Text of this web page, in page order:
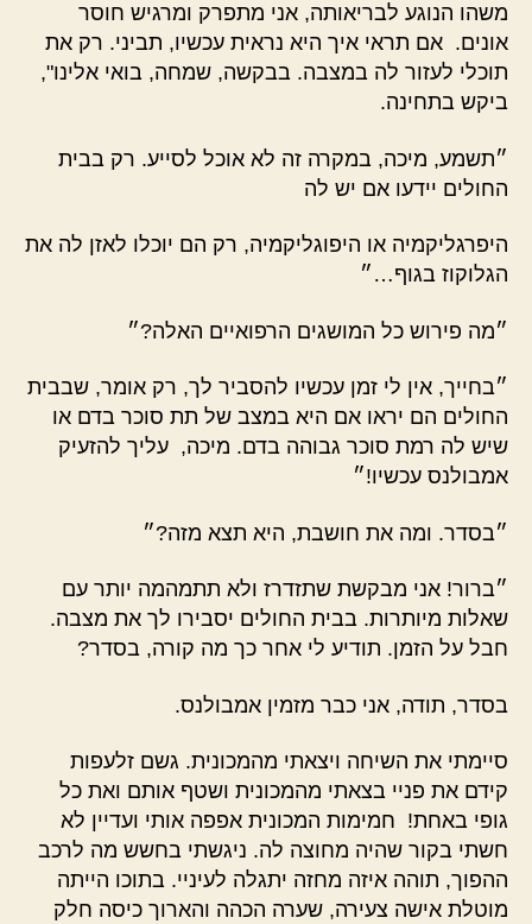
משהו הנוגע לבריאותה, אני מתפרק ומרגיש חוסר
אונים. אם תראי איך היא נראית עכשיו, תביני. רק את
תוכלי לעזור לה במצבה. בבקשה, שמחה, בואי אלינו",
ביקש בתחינה.
״תשמע, מיכה, במקרה זה לא אוכל לסייע. רק בבית
החולים יידעו אם יש לה
היפרגליקמיה או היפוגליקמיה, רק הם יוכלו לאזן לה את
הגלוקוז בגוף…״
״מה פירוש כל המושגים הרפואיים האלה?״
״בחייך, אין לי זמן עכשיו להסביר לך, רק אומר, שבבית
החולים הם יראו אם היא במצב של תת סוכר בדם או
שיש לה רמת סוכר גבוהה בדם. מיכה, עליך להזעיק
אמבולנס עכשיו!״
״בסדר. ומה את חושבת, היא תצא מזה?״
״ברור! אני מבקשת שתזדרז ולא תתמהמה יותר עם
שאלות מיותרות. בבית החולים יסבירו לך את מצבה.
חבל על הזמן. תודיע לי אחר כך מה קורה, בסדר?
בסדר, תודה, אני כבר מזמין אמבולנס.
סיימתי את השיחה ויצאתי מהמכונית. גשם זלעפות
קידם את פניי בצאתי מהמכונית ושטף אותם ואת כל
גופי באחת! חמימות המכונית אפפה אותי ועדיין לא
חשתי בקור שהיה מחוצה לה. ניגשתי בחשש מה לרכב
ההפוך, תוהה איזה מחזה יתגלה לעיניי. בתוכו הייתה
מוטלת אישה צעירה, שערה הכהה והארוך כיסה חלק